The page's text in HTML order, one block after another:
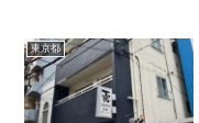
東京都